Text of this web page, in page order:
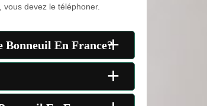
devez le téléphoner.
Bonneuil En France?+
+